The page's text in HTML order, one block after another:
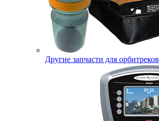
Другие запчасти для орбитреков